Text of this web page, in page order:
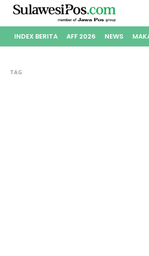
INDEX BERITA AFF 2026 NEWS
TAG